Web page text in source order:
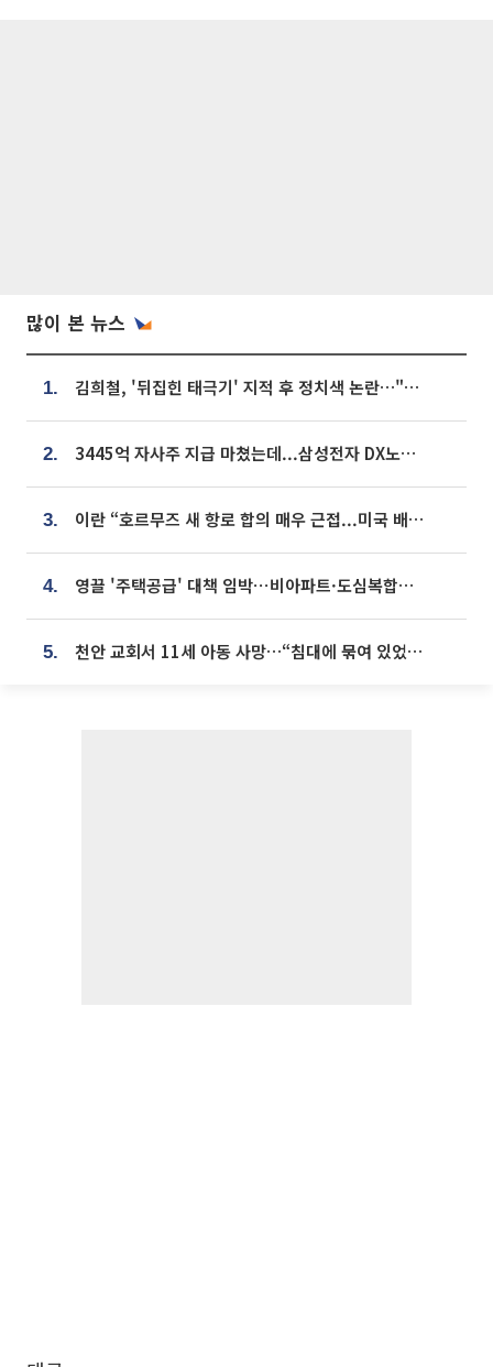
많이 본 뉴스
1. 김희철, '뒤집힌 태극기' 지적 후 정치색 논란…"좌우 떠나 우리나라 국기"
2. 3445억 자사주 지급 마쳤는데...삼성전자 DX노조, 뒤늦은 '떼쓰기 집회'
3. 이란 “호르무즈 새 항로 합의 매우 근접...미국 배상 먼저”
4. 영끌 '주택공급' 대책 임박⋯비아파트·도심복합까지 총동원
5. 천안 교회서 11세 아동 사망…“침대에 묶여 있었다” 진술 확보